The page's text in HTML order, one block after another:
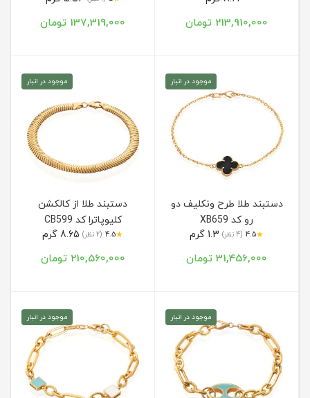
213,910,000 تومان 137,319,000 تومان
موجود در انبار
دستبند طلا طرح ونکلیف دو
رو کد XB659
★
4.5 (4 نظر)
31,456,000 تومان
موجود در انبار
دستبند طلا از کالکشن
کلیوپاترا کد CB599
★
4.5 (2 نظر)
210,560,000 تومان
موجود در انبار موجود در انبار